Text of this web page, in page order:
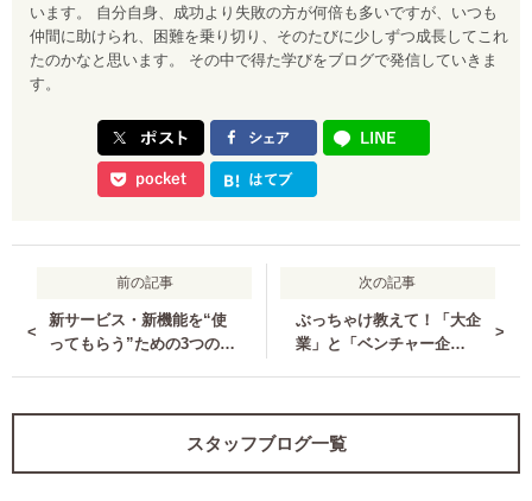
います。 自分自身、成功より失敗の方が何倍も多いですが、いつも
仲間に助けられ、困難を乗り切り、そのたびに少しずつ成長してこれ
たのかなと思います。 その中で得た学びをブログで発信していきま
す。
前の記事
<
新サービス・新機能を“使
ってもらう”ための3つの方
次の記事
ぶっちゃけ教えて！「大企
業」と「ベンチャー企
>
スタッフブログ一覧